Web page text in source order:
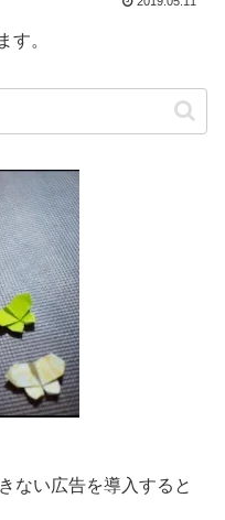
す。
ない広告を導入すると